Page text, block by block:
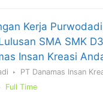
Kerja
SMA SMK
Insan Kreasi
PT Danamas Insan
Full Time